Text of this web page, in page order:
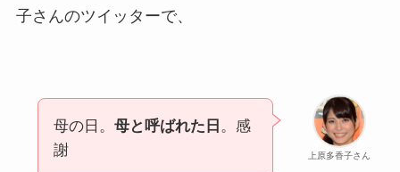
子さんのツイッターで、
上原多香子さん
母の日。 母と呼ばれた日 。感
謝